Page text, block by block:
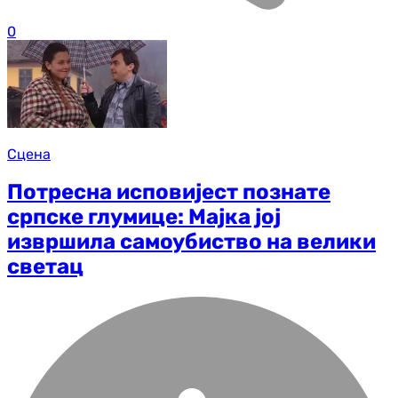
0
Сцена
Потресна исповијест познате
српске глумице: Мајка јој
извршила самоубиство на велики
светац